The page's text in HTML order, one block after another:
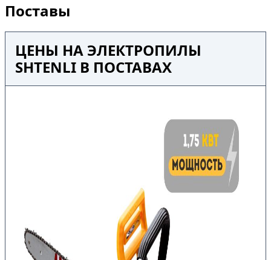
Поставы
ЦЕНЫ НА ЭЛЕКТРОПИЛЫ
SHTENLI В ПОСТАВАХ